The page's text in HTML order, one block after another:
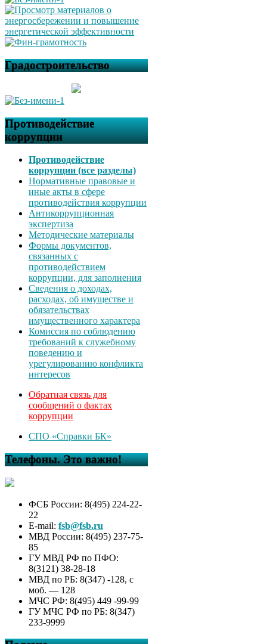
Градостроительство
Противодействие
коррупции
Противодействие
коррупции (все разделы)
Нормативные правовые и
иные акты в сфере
противодействия коррупции
Антикоррупционная
экспертиза
Методические материалы
Формы документов,
связанных с
противодействием
коррупции, для заполнения
Сведения о доходах,
расходах, об имуществе и
обязательствах
имущественного характера
Комиссия по соблюдению
требований к служебному
поведению и
урегулированию конфликта
интересов
Обратная связь для
сообщений о фактах
коррупции
СПО «Справки БК»
Телефоны. Это важно!
ФСБ России: 8(495) 224-22-
22
E-mail: fsb@fsb.ru
МВД России: 8(495) 237-75-
85
ГУ МВД РФ по ПФО:
8(3121) 38-28-18
МВД по РБ: 8(347) -128, с
моб. — 128
МЧС РФ: 8(495) 449 -99-99
ГУ МЧС РФ по РБ: 8(347)
233-9999